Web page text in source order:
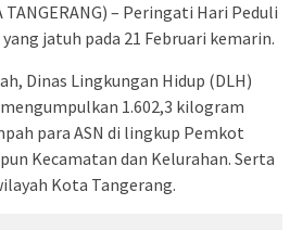
TANGERANG) – Peringati Hari Peduli
jatuh pada 21 Februari kemarin.
Dinas Lingkungan Hidup (DLH)
1.602,3 kilogram
para ASN di lingkup Pemkot
Kecamatan dan Kelurahan. Serta
Kota Tangerang.